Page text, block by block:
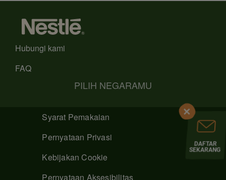
DAFTAR
SEKARANG
Hubungi kami
FAQ
PILIH NEGARAMU
Syarat Pemakaian
Pernyataan Privasi
Kebijakan Cookie
Pernyataan Aksesibilitas